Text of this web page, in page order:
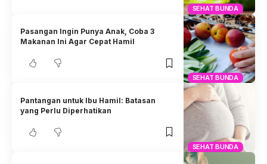
SEHAT BUNDA
SEHAT BUNDA
Pasangan Ingin Punya Anak, Coba 3
Makanan Ini Agar Cepat Hamil
SEHAT BUNDA
Pantangan untuk Ibu Hamil: Batasan
yang Perlu Diperhatikan